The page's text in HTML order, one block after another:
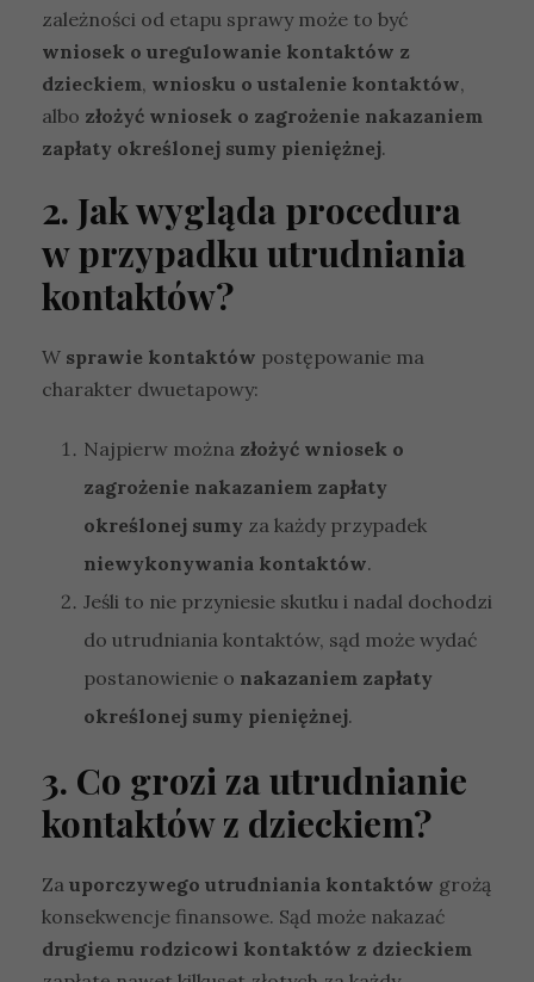
zależności od etapu sprawy może to być
wniosek o uregulowanie kontaktów z
dzieckiem, wniosku o ustalenie kontaktów,
albo złożyć wniosek o zagrożenie nakazaniem
zapłaty określonej sumy pieniężnej.
2. Jak wygląda procedura
w przypadku utrudniania
kontaktów?
W sprawie kontaktów postępowanie ma
charakter dwuetapowy:
Najpierw można złożyć wniosek o
zagrożenie nakazaniem zapłaty
określonej sumy za każdy przypadek
niewykonywania kontaktów.
Jeśli to nie przyniesie skutku i nadal dochodzi
do utrudniania kontaktów, sąd może wydać
postanowienie o nakazaniem zapłaty
określonej sumy pieniężnej.
3. Co grozi za utrudnianie
kontaktów z dzieckiem?
Za uporczywego utrudniania kontaktów grożą
konsekwencje finansowe. Sąd może nakazać
drugiemu rodzicowi kontaktów z dzieckiem